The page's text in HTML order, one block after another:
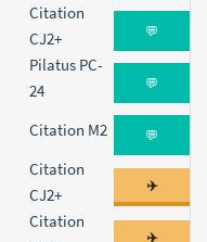
Citation
CJ2+
💬
Pilatus PC-
24
💬
Citation M2 💬
Citation
CJ2+
✈️
Citation
✈️